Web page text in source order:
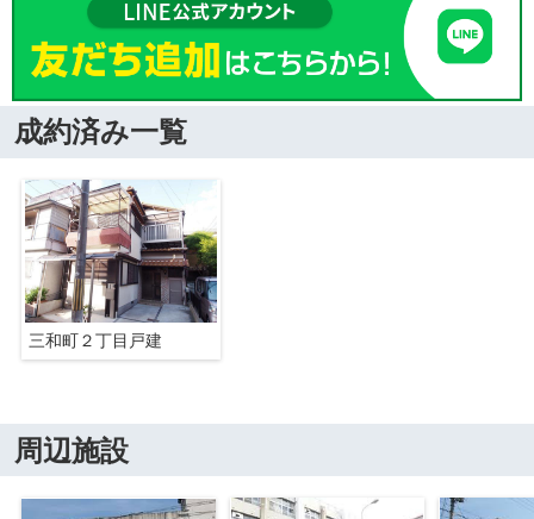
成約済み一覧
三和町２丁目戸建
周辺施設